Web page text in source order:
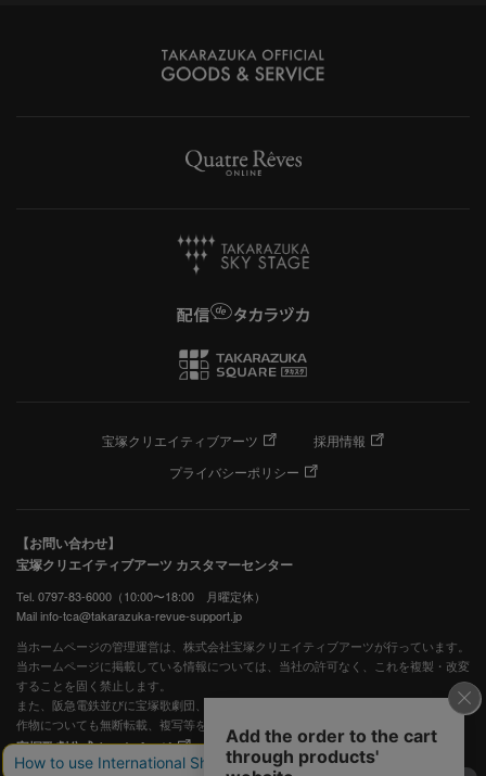
宝塚クリエイティブアーツ
採用情報
プライバシーポリシー
【お問い合わせ】
宝塚クリエイティブアーツ カスタマーセンター
Tel. 0797-83-6000（10:00〜18:00 月曜定休）
Mail info-tca@takarazuka-revue-support.jp
当ホームページの管理運営は、株式会社宝塚クリエイティブアーツが行っています。
当ホームページに掲載している情報については、当社の許可なく、これを複製・改変
することを固く禁止します。
また、阪急電鉄並びに宝塚歌劇団、宝塚クリエイティブアーツの出版物ほか写真等著
作物についても無断転載、複写等を禁じます。
宝塚歌劇公式ホームページ